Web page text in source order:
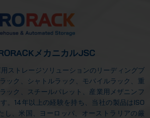
メカニカルJSC
ストレージソリューションのリーディングブ
ック、シャトルラック、モバイルラック、重
ック、スチールパレット、産業用メザニンフ
。14年以上の経験を持ち、当社の製品はISO
し、米国、ヨーロッパ、オーストラリアの厳